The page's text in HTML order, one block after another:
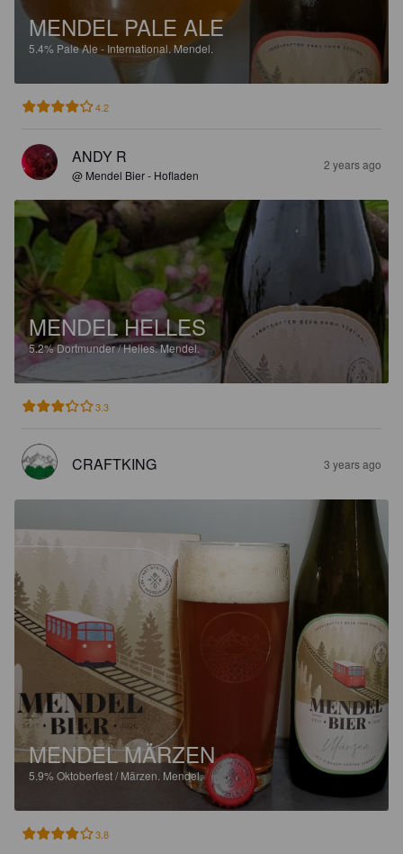
MENDEL PALE ALE
5.4% Pale Ale - International.Mendel.
4.2
ANDY R
@ Mendel Bier - Hofladen
2 years ago
MENDEL HELLES
5.2%Dortmunder / Helles.Mendel.
3.3
CRAFTKING 3 years ago
MENDEL MÄRZEN
5.9%Oktoberfest / Märzen. Mendel.
3.8